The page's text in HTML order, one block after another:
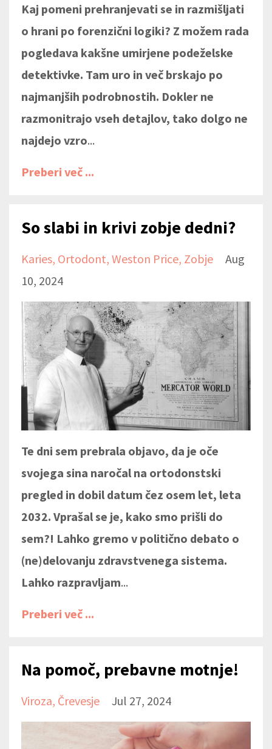
Kaj pomeni prehranjevati se in razmišljati
o hrani po forenzični logiki? Z možem rada
pogledava kakšne umirjene podeželske
detektivke. Tam uro in več brskajo po
najmanjših podrobnostih. Dokler ne
razmonitrajo vseh detajlov, tako dolgo ne
najdejo vzro...
Preberi več ...
So slabi in krivi zobje dedni?
Karies Ortodont Weston Price Zobje
Aug
10, 2024
Te dni sem prebrala objavo, da je oče
svojega sina naročal na ortodonstski
pregled in dobil datum čez osem let, leta
2032. Vprašal se je, kako smo prišli do
sem?! Lahko gremo v politično debato o
(ne)delovanju zdravstvenega sistema.
Lahko razpravljam...
Preberi več ...
Na pomoč, prebavne motnje!
Viroza Črevesje Jul 27, 2024